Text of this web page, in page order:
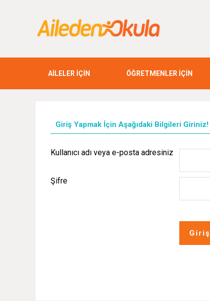
AİLELER İÇİN ÖĞRETMENLER İÇİN
Giriş Yapmak İçin Aşağıdaki Bilgileri Giriniz!
Kullanıcı adı veya e-posta adresiniz
Şifre
Giriş